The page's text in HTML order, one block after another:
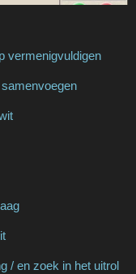
vermenigvuldigen
/ en zoek in het uitrol